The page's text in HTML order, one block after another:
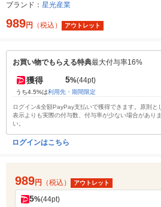
ブランド： 星光産業
989円 （税込） アウトレット
お買い物でもらえる特典最大付与率16%
獲得 5%(44pt)
うち4.5%は利用先・期間限定
ログイン&全額PayPay支払いで獲得できます。原則と
表示よりも実際の付与数、付与率が少ない場合があり
い。
ログインはこちら
989円 （税込） アウトレット
5%(44pt)